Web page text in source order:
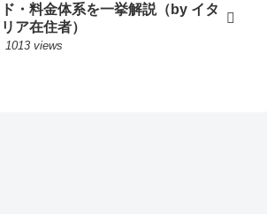
ド・料金体系を一挙解説（by イタ
リア在住者）
1013 views